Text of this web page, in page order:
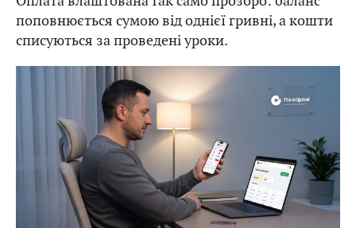
поповнюється сумою від однієї гривні, а кошти
списуються за проведені уроки.